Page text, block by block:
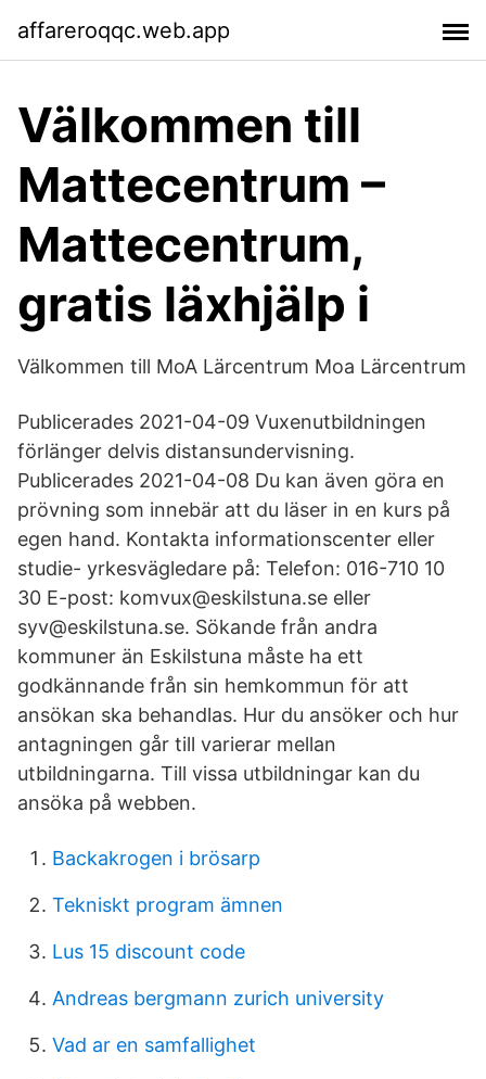
affareroqqc.web.app
Välkommen till
Mattecentrum –
Mattecentrum,
gratis läxhjälp i
Välkommen till MoA Lärcentrum Moa Lärcentrum
Publicerades 2021-04-09 Vuxenutbildningen
förlänger delvis distansundervisning.
Publicerades 2021-04-08 Du kan även göra en
prövning som innebär att du läser in en kurs på
egen hand. Kontakta informationscenter eller
studie- yrkesvägledare på: Telefon: 016-710 10
30 E-post: komvux@eskilstuna.se eller
syv@eskilstuna.se. Sökande från andra
kommuner än Eskilstuna måste ha ett
godkännande från sin hemkommun för att
ansökan ska behandlas. Hur du ansöker och hur
antagningen går till varierar mellan
utbildningarna. Till vissa utbildningar kan du
ansöka på webben.
Backakrogen i brösarp
Tekniskt program ämnen
Lus 15 discount code
Andreas bergmann zurich university
Vad ar en samfallighet